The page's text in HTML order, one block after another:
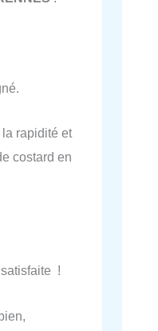
rapidité et
costard en
!